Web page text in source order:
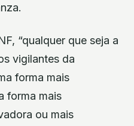
“qualquer que seja a
vigilantes da
forma mais
forma mais
ou mais